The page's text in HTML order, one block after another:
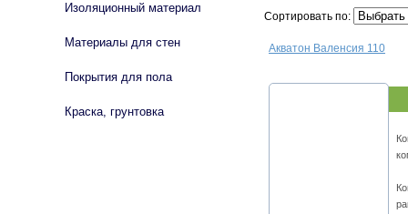
Сортировать по:
Акватон Валенсия 110
Изоляционный материал
Материалы для стен
Покрытия для пола
Краска, грунтовка